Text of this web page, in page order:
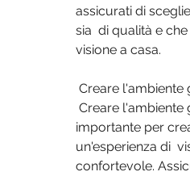
assicurati di
sia  di qualità e
visione a casa.
Creare l'ambiente
importante per
un'esperienza di
confortevole.